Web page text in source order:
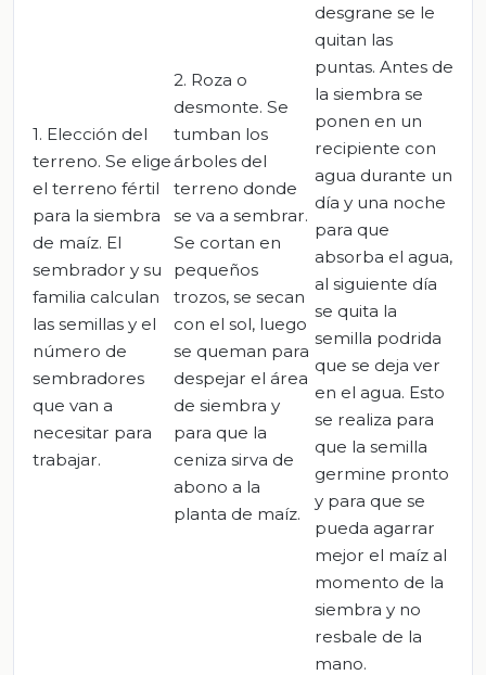
1. Elección del
terreno. Se elige
el terreno fértil
para la siembra
de maíz. El
sembrador y su
familia calculan
las semillas y el
número de
sembradores
que van a
necesitar para
trabajar.
2. Roza o
desmonte. Se
tumban los
árboles del
terreno donde
se va a sembrar.
Se cortan en
pequeños
trozos, se secan
con el sol, luego
se queman para
despejar el área
de siembra y
para que la
ceniza sirva de
abono a la
planta de maíz.
desgrane se le
quitan las
puntas. Antes de
la siembra se
ponen en un
recipiente con
agua durante un
día y una noche
para que
absorba el agua,
al siguiente día
se quita la
semilla podrida
que se deja ver
en el agua. Esto
se realiza para
que la semilla
germine pronto
y para que se
pueda agarrar
mejor el maíz al
momento de la
siembra y no
resbale de la
mano.